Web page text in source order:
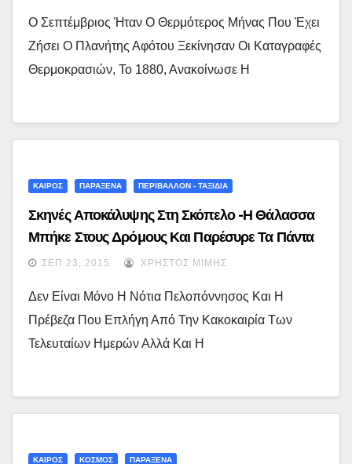
Ο Σεπτέμβριος Ήταν Ο Θερμότερος Μήνας Που Έχει
Ζήσει Ο Πλανήτης Αφότου Ξεκίνησαν Οι Καταγραφές
Θερμοκρασιών, Το 1880, Ανακοίνωσε Η
ΚΑΙΡΟΣ ΠΑΡΑΞΕΝΑ ΠΕΡΙΒΑΛΛΟΝ - ΤΑΞΙΔΙΑ
Σκηνές Αποκάλυψης Στη Σκόπελο -Η Θάλασσα
Μπήκε Στους Δρόμους Και Παρέσυρε Τα Πάντα
(εικόνες + Video)
ΣΕΠ 23, 2015 ΧΡΉΣΤΟΣ ΜΊΜΗΣ
Δεν Είναι Μόνο Η Νότια Πελοπόννησος Και Η
Πρέβεζα Που Επλήγη Από Την Κακοκαιρία Των
Τελευταίων Ημερών Αλλά Και Η
ΚΑΙΡΟΣ ΚΟΣΜΟΣ ΠΑΡΑΞΕΝΑ